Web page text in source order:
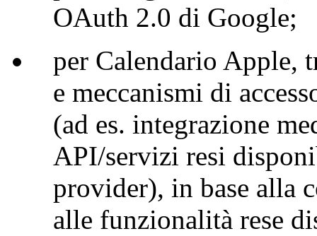
OAuth 2.0 di Google;
per Calendario Apple,
e meccanismi di
(ad es. integrazione
API/servizi resi
provider), in base alla
alle funzionalità rese